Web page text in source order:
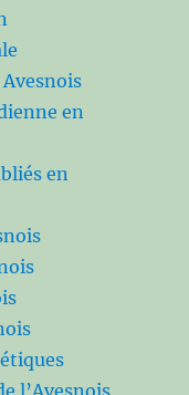
en
en
l’Avesnois